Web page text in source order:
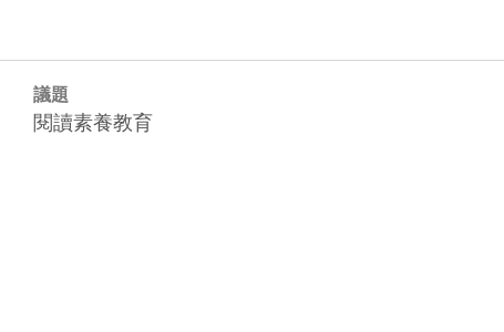
議題
閱讀素養教育